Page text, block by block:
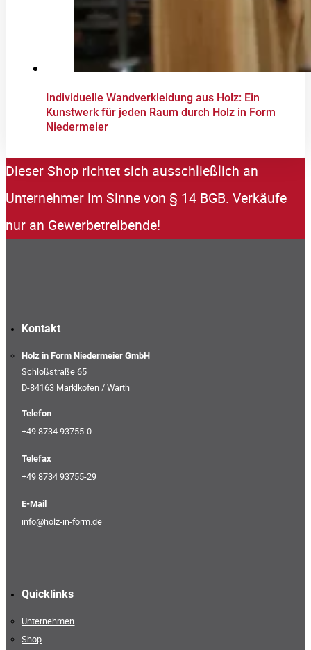
Individuelle Wandverkleidung aus Holz: Ein
Kunstwerk für jeden Raum durch Holz in Form
Niedermeier
Dieser Shop richtet sich ausschließlich an
Unternehmer im Sinne von § 14 BGB. Verkäufe
nur an Gewerbetreibende!
Kontakt
Holz in Form Niedermeier GmbH
Schloßstraße 65
D-84163 Marklkofen / Warth
Telefon
+49 8734 93755-0
Telefax
+49 8734 93755-29
E-Mail
info@holz-in-form.de
Quicklinks
Unternehmen
Shop